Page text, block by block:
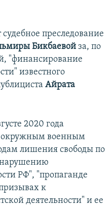
преследование
Бикбаевой за, по
"финансирование
известного
Айрата
2020 года
военным
лишения свободы по
РФ", "пропаганде
к
деятельности" и ее